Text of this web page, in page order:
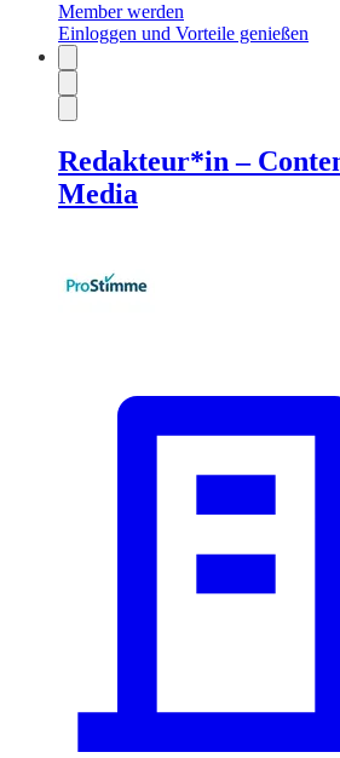
Member werden
Einloggen und Vorteile genießen
Redakteur*in –
Media